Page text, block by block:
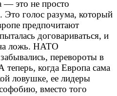
— это не просто
голос разума, который
предпочитают
договариваться, и
ложь. НАТО
перевороты в
когда Европа сама
ловушке, ее лидеры
вместо того